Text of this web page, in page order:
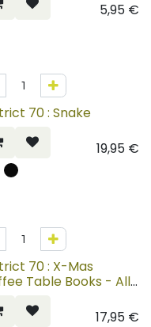
5,95€
70 : Snake
19,95€
70 : X-Mas
Table Books - All I
17,95€